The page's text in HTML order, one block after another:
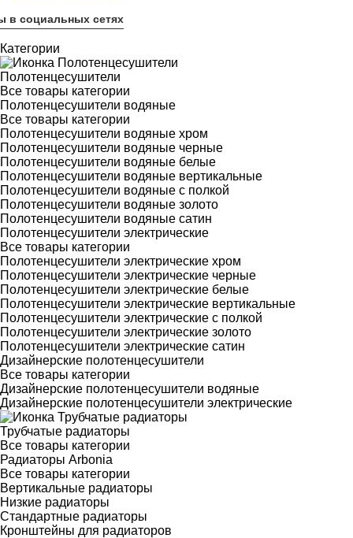
в социальных сетях
Категории
Полотенцесушители
Все товары категории
Полотенцесушители водяные
Все товары категории
Полотенцесушители водяные хром
Полотенцесушители водяные черные
Полотенцесушители водяные белые
Полотенцесушители водяные вертикальные
Полотенцесушители водяные с полкой
Полотенцесушители водяные золото
Полотенцесушители водяные сатин
Полотенцесушители электрические
Все товары категории
Полотенцесушители электрические хром
Полотенцесушители электрические черные
Полотенцесушители электрические белые
Полотенцесушители электрические вертикальные
Полотенцесушители электрические с полкой
Полотенцесушители электрические золото
Полотенцесушители электрические сатин
Дизайнерские полотенцесушители
Все товары категории
Дизайнерские полотенцесушители водяные
Дизайнерские полотенцесушители электрические
Трубчатые радиаторы
Все товары категории
Радиаторы Arbonia
Все товары категории
Вертикальные радиаторы
Низкие радиаторы
Стандартные радиаторы
Кронштейны для радиаторов